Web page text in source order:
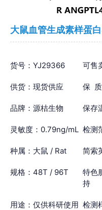
大鼠血管生成素样蛋
货号：YJ29366 可售
供货：现货供应 保
品牌：源桔生物 保存
灵敏度：0.79ng/mL 检测
种属：大鼠 / Rat 简索
规格：48T / 96T
特色
持
用途：仅供科研使用 检测